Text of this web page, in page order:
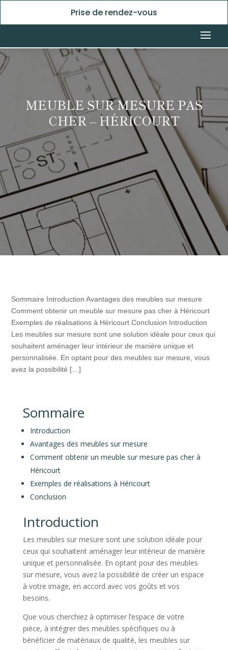
Prise de rendez-vous
MEUBLE SUR MESURE PAS
CHER – HÉRICOURT
Sommaire Introduction Avantages des meubles sur mesure
Comment obtenir un meuble sur mesure pas cher à Héricourt
Exemples de réalisations à Héricourt Conclusion Introduction
Les meubles sur mesure sont une solution idéale pour ceux qui
souhaitent aménager leur intérieur de manière unique et
personnalisée. En optant pour des meubles sur mesure, vous
avez la possibilité […]
Sommaire
Introduction
Avantages des meubles sur mesure
Comment obtenir un meuble sur mesure pas cher à
Héricourt
Exemples de réalisations à Héricourt
Conclusion
Introduction
Les meubles sur mesure sont une solution idéale pour
ceux qui souhaitent aménager leur intérieur de manière
unique et personnalisée. En optant pour des meubles
sur mesure, vous avez la possibilité de créer un espace
à votre image, en accord avec vos goûts et vos
besoins.
Que vous cherchiez à optimiser l’espace de votre
pièce, à intégrer des meubles spécifiques ou à
bénéficier de matériaux de qualité, les meubles sur